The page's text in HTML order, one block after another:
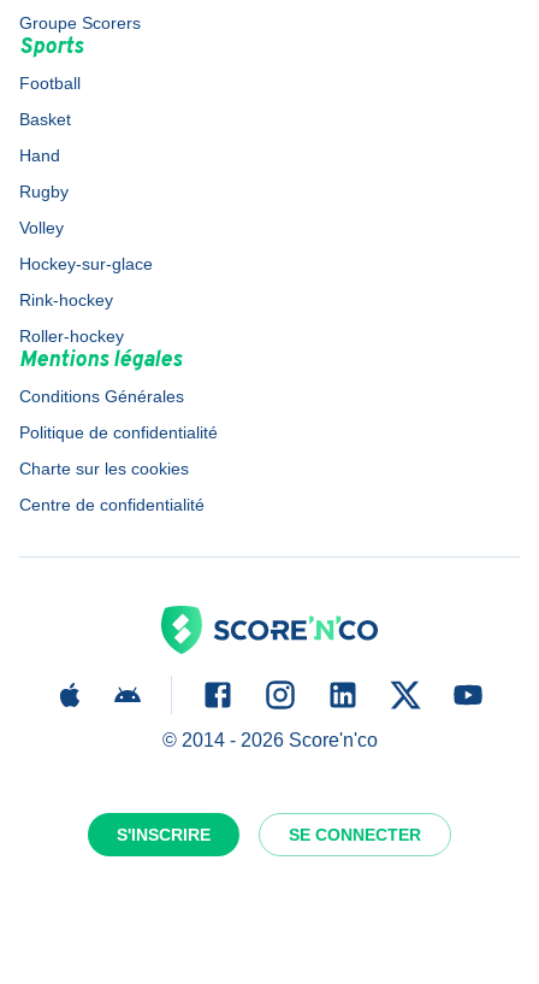
S'INSCRIRE SE CONNECTER
Groupe Scorers
Sports
Football
Basket
Hand
Rugby
Volley
Hockey-sur-glace
Rink-hockey
Roller-hockey
Mentions légales
Conditions Générales
Politique de confidentialité
Charte sur les cookies
Centre de confidentialité
© 2014 - 2026Score'n'co